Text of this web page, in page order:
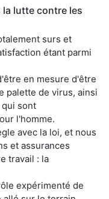
lutte contre les
surs et
étant parmi
en mesure d'être
palette de virus, ainsi
sont
l'homme.
avec la loi, et nous
et assurances
travail : la
expérimenté de